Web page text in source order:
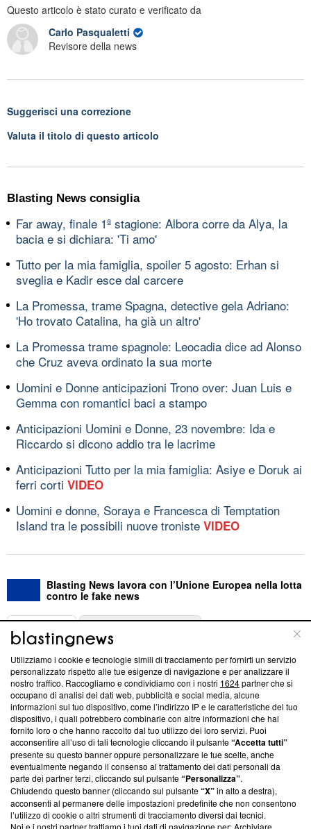
Questo articolo è stato curato e verificato da
Carlo Pasqualetti
Revisore della news
Suggerisci una correzione
Valuta il titolo di questo articolo
Blasting News consiglia
Far away, finale 1ª stagione: Albora corre da Alya, la
bacia e si dichiara: 'Ti amo'
Tutto per la mia famiglia, spoiler 5 agosto: Erhan si
sveglia e Kadir esce dal carcere
La Promessa, trame Spagna, detective gela Adriano:
'Ho trovato Catalina, ha già un altro'
La Promessa trame spagnole: Leocadia dice ad Alonso
che Cruz aveva ordinato la sua morte
Uomini e Donne anticipazioni Trono over: Juan Luis e
Gemma con romantici baci a stampo
Anticipazioni Uomini e Donne, 23 novembre: Ida e
Riccardo si dicono addio tra le lacrime
Anticipazioni Tutto per la mia famiglia: Asiye e Doruk ai
ferri corti VIDEO
Uomini e donne, Soraya e Francesca di Temptation
Island tra le possibili nuove troniste VIDEO
Blasting News lavora con l’Unione Europea nella lotta
contro le fake news
ABOUT
Questa sezione offre informazioni trasparenti su Blasting
News, sui nostri processi editoriali e su come ci impegniamo a
creare news di qualità. Inoltre, afferma la nostra aderenza a
‘Trust Project - News with Integrity’Blasting News non è
ancora membro del programma, ma ha richiesto di farne
parte; Trust Project non ha ancora effettuato una verifica di
conformità agli standard.
Su di noi
Team editoriale
Utilizziamo i cookie e tecnologie simili di tracciamento per fornirti un servizio
personalizzato rispetto alle tue esigenze di navigazione e per analizzare il
nostro traffico. Raccogliamo e condividiamo con i nostri 1624partner che si
occupano di analisi dei dati web, pubblicità e social media, alcune
informazioni sul tuo dispositivo, come l’indirizzo IP e le caratteristiche del tuo
dispositivo, i quali potrebbero combinarle con altre informazioni che hai
fornito loro o che hanno raccolto dal tuo utilizzo dei loro servizi. Puoi
acconsentire all’uso di tali tecnologie cliccando il pulsante“Accetta tutti”
presente su questo banner oppure personalizzare le tue scelte, anche
eventualmente negando il consenso al trattamento dei dati personali da
parte dei partner terzi, cliccando sul pulsante“Personalizza”.
Chiudendo questo banner (cliccando sul pulsante“X”in alto a destra),
acconsenti al permanere delle impostazioni predefinite che non consentono
l’utilizzo di cookie o altri strumenti di tracciamento diversi dai tecnici.
Noi e i nostri partner trattiamo i tuoi dati di navigazione per: Archiviare